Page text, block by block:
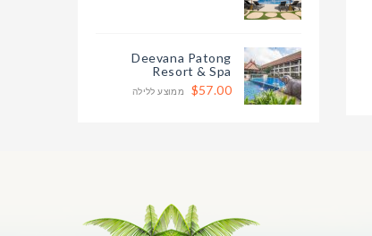
Deevana Patong
Resort & Spa
$57.00
ממוצע ללילה